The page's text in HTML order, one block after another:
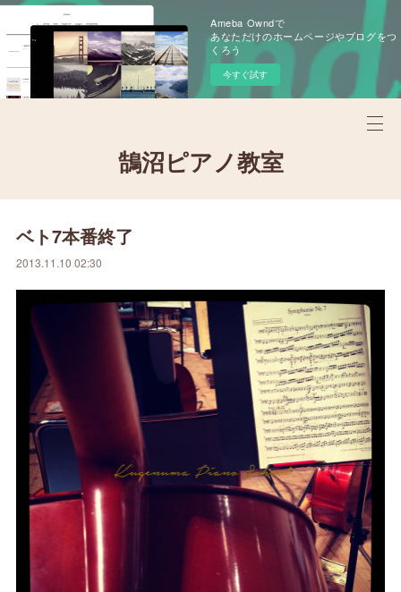
Ameba Owndで
あなただけのホームページやブログをつ
くろう
今すぐ試す
鵠沼ピアノ教室
ベト7本番終了
2013.11.10 02:30